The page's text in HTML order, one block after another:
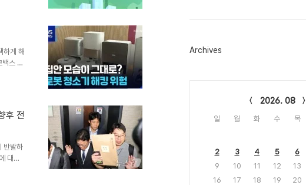
다.
장 조
하게 해
스 디
기는
다. 이
는
후 전
반발하
대해
수색
그
Archives
2026. 08
일 월 화 수 목
2
3 4 5 6
9
10 11 12 13
16
17 18 19 20